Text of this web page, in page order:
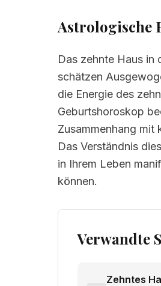
Astrologische
Das zehnte Haus in
schätzen
die Energie des
Geburtshoroskop
Zusammenhang mit
Das Verständnis
in Ihrem Leben
können.
Verwandte
Zehntes